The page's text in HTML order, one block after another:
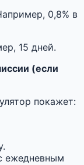
0,8% в
15 дней.
(если
покажет:
ежедневным